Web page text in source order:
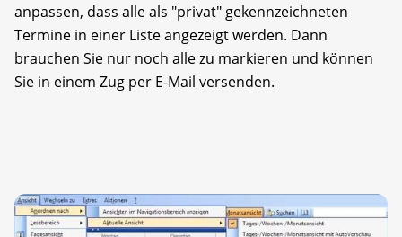
anpassen, dass alle als "privat" gekennzeichneten
Termine in einer Liste angezeigt werden. Dann
brauchen Sie nur noch alle zu markieren und können
Sie in einem Zug per E-Mail versenden.